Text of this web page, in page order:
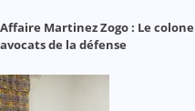
Affaire Martinez Zogo : Le
avocats de la défense